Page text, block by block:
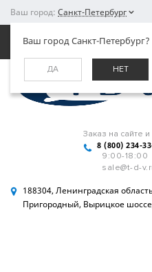
Ваш город: Санкт-Петербург
Ваш город Санкт-Петербург?
ДА НЕТ
Заказ на сайте
8 (800) 234-
9:00-18:00
sale@t-d-
188304, Ленинградская
Пригородный, Вырицкое
Меню